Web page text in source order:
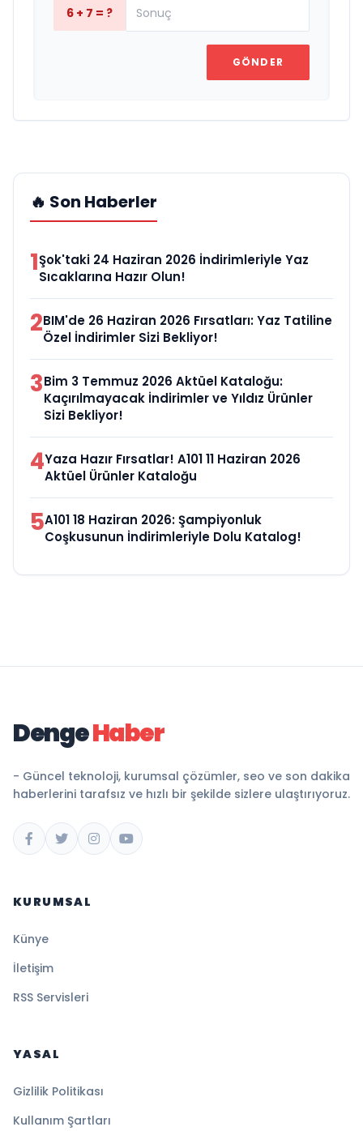
6 + 7 = ?
GÖNDER
🔥 Son Haberler
1Şok'taki 24 Haziran 2026 İndirimleriyle Yaz
Sıcaklarına Hazır Olun!
2BIM'de 26 Haziran 2026 Fırsatları: Yaz Tatiline
Özel İndirimler Sizi Bekliyor!
3Bim 3 Temmuz 2026 Aktüel Kataloğu:
Kaçırılmayacak İndirimler ve Yıldız Ürünler
Sizi Bekliyor!
4Yaza Hazır Fırsatlar! A101 11 Haziran 2026
Aktüel Ürünler Kataloğu
5A101 18 Haziran 2026: Şampiyonluk
Coşkusunun İndirimleriyle Dolu Katalog!
DengeHaber
- Güncel teknoloji, kurumsal çözümler, seo ve son dakika
haberlerini tarafsız ve hızlı bir şekilde sizlere ulaştırıyoruz.
KURUMSAL
Künye
İletişim
RSS Servisleri
YASAL
Gizlilik Politikası
Kullanım Şartları